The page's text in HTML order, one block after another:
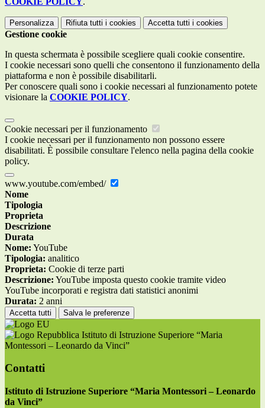
Personalizza Rifiuta tutti i cookies Accetta tutti i cookies
Gestione cookie
In questa schermata è possibile scegliere quali cookie consentire.
I cookie necessari sono quelli che consentono il funzionamento della
piattaforma e non è possibile disabilitarli.
Per conoscere quali sono i cookie necessari al funzionamento potete
visionare la COOKIE POLICY.
Cookie necessari per il funzionamento
I cookie necessari per il funzionamento non possono essere
disabilitati. È possibile consultare l'elenco nella pagina della cookie
policy.
www.youtube.com/embed/
Nome
Tipologia
Proprieta
Descrizione
Durata
Nome: YouTube
Tipologia: analitico
Proprieta: Cookie di terze parti
Descrizione: YouTube imposta questo cookie tramite video
YouTube incorporati e registra dati statistici anonimi
Durata: 2 anni
Accetta tutti Salva le preferenze
Istituto di Istruzione Superiore “Maria
Montessori – Leonardo da Vinci”
Contatti
Istituto di Istruzione Superiore “Maria Montessori – Leonardo
da Vinci”